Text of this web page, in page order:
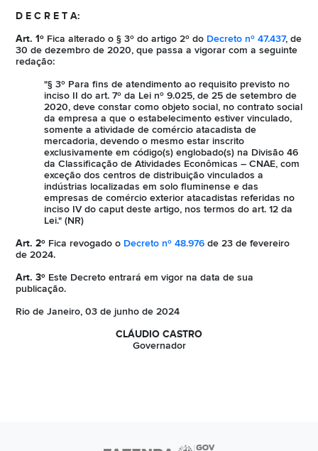
D E C R E T A:
Art. 1º Fica alterado o § 3º do artigo 2º do Decreto nº 47.437, de
30 de dezembro de 2020, que passa a vigorar com a seguinte
redação:
"§ 3º Para fins de atendimento ao requisito previsto no
inciso II do art. 7º da Lei nº 9.025, de 25 de setembro de
2020, deve constar como objeto social, no contrato social
da empresa a que o estabelecimento estiver vinculado,
somente a atividade de comércio atacadista de
mercadoria, devendo o mesmo estar inscrito
exclusivamente em código(s) englobado(s) na Divisão 46
da Classificação de Atividades Econômicas – CNAE, com
exceção dos centros de distribuição vinculados a
indústrias localizadas em solo fluminense e das
empresas de comércio exterior atacadistas referidas no
inciso IV do caput deste artigo, nos termos do art. 12 da
Lei." (NR)
Art. 2º Fica revogado o Decreto nº 48.976 de 23 de fevereiro
de 2024.
Art. 3º Este Decreto entrará em vigor na data de sua
publicação.
Rio de Janeiro, 03 de junho de 2024
CLÁUDIO CASTRO
Governador